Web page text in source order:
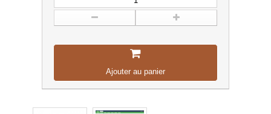
Ajouter au panier